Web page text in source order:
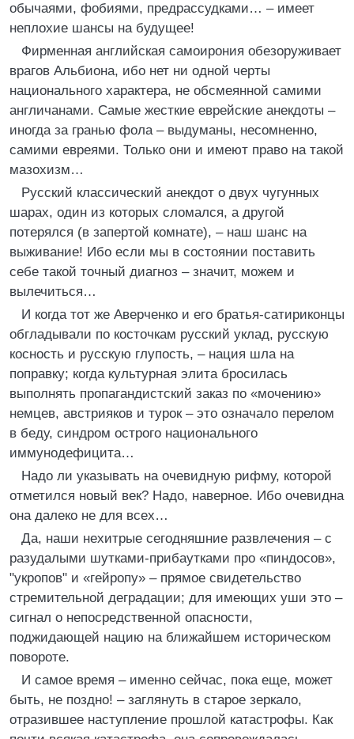
обычаями, фобиями, предрассудками… – имеет
неплохие шансы на будущее!
Фирменная английская самоирония обезоруживает
врагов Альбиона, ибо нет ни одной черты
национального характера, не обсмеянной самими
англичанами. Самые жесткие еврейские анекдоты –
иногда за гранью фола – выдуманы, несомненно,
самими евреями. Только они и имеют право на такой
мазохизм…
Русский классический анекдот о двух чугунных
шарах, один из которых сломался, а другой
потерялся (в запертой комнате), – наш шанс на
выживание! Ибо если мы в состоянии поставить
себе такой точный диагноз – значит, можем и
вылечиться…
И когда тот же Аверченко и его братья-сатириконцы
обгладывали по косточкам русский уклад, русскую
косность и русскую глупость, – нация шла на
поправку; когда культурная элита бросилась
выполнять пропагандистский заказ по «мочению»
немцев, австрияков и турок – это означало перелом
в беду, синдром острого национального
иммунодефицита…
Надо ли указывать на очевидную рифму, которой
отметился новый век? Надо, наверное. Ибо очевидна
она далеко не для всех…
Да, наши нехитрые сегодняшние развлечения – с
разудалыми шутками-прибаутками про «пиндосов»,
"укропов" и «гейропу» – прямое свидетельство
стремительной деградации; для имеющих уши это –
сигнал о непосредственной опасности,
поджидающей нацию на ближайшем историческом
повороте.
И самое время – именно сейчас, пока еще, может
быть, не поздно! – заглянуть в старое зеркало,
отразившее наступление прошлой катастрофы. Как